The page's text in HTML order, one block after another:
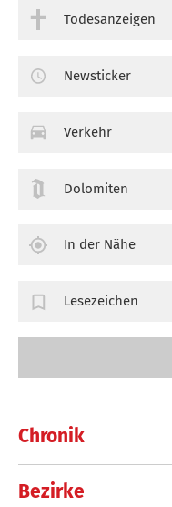
Chronik
Bezirke
Todesanzeigen
Newsticker
Verkehr
Dolomiten
In der Nähe
Lesezeichen